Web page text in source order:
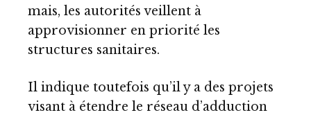
mais, les autorités veillent à
approvisionner en priorité les
structures sanitaires.
Il indique toutefois qu’il y a des projets
visant à étendre le réseau d’adduction